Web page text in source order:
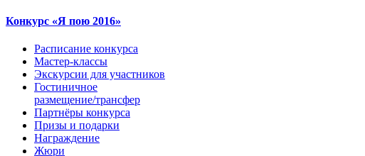
Конкурс «Я пою 2016»
Расписание конкурса
Мастер-классы
Экскурсии для участников
Гостиничное
размещение/трансфер
Партнёры конкурса
Призы и подарки
Награждение
Жюри